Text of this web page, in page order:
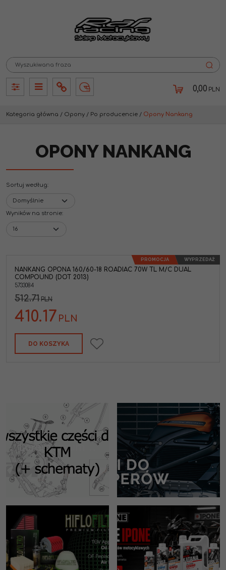
PanelPanelInfo Lang 0,00 PLN
Kategoria główna / Opony / Po producencie / Opony Nankang
OPONY NANKANG
Sortuj według:
Wyników na stronie:
PROMOCJA WYPRZEDAŻ
NANKANG OPONA 160/60-18 ROADIAC 70W TL M/C DUAL
COMPOUND (DOT 2013)
5733084
512.71PLN
410.17 PLN
DO KOSZYKA